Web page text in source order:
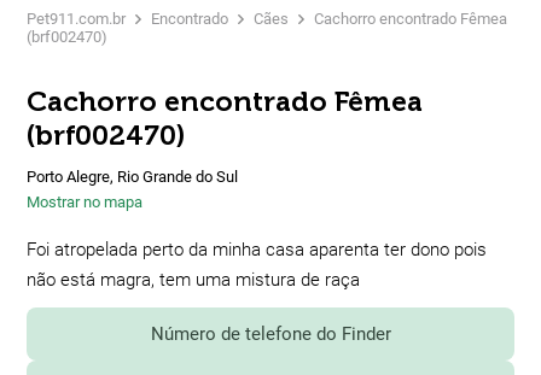
Pet911.com.br Encontrado Cães
Cachorro encontrado Fêmea
(brf002470)
Cachorro encontrado Fêmea
(brf002470)
Porto Alegre, Rio Grande do Sul
Mostrar no mapa
Foi atropelada perto da minha casa aparenta ter dono pois
não está magra, tem uma mistura de raça
Número de telefone do Finder